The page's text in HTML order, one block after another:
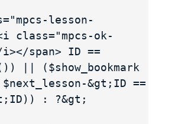
lesson-
class="mpcs-ok-
span> ID ==
|| ($show_bookmark
$next_lesson-&gt;ID ==
: ?&gt;